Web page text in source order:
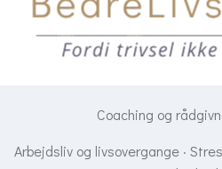
Coaching og
Arbejdsliv og livsovergange ·